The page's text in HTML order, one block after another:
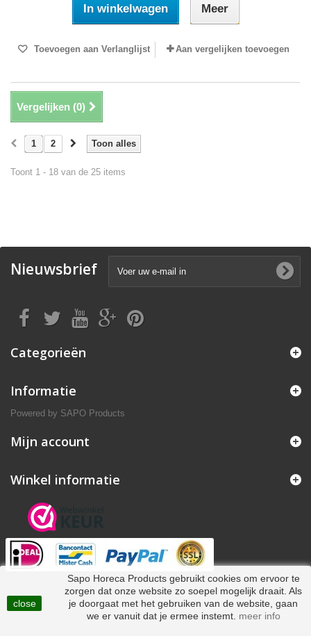
In winkelwagen Meer
Toevoegen aan Verlanglijst Aan vergelijken toevoegen
Vergelijken (0)
Toon alles
1 2
Toont 1 - 18 van de 25 items
Nieuwsbrief
Categorieën
Informatie
Powered by SAPO Products
Mijn account
Winkel informatie
close
Sapo Horeca Products gebruikt cookies om ervoor te
zorgen dat onze website zo soepel mogelijk draait. Als
je doorgaat met het gebruiken van de website, gaan
we er vanuit dat je ermee instemt. meer info